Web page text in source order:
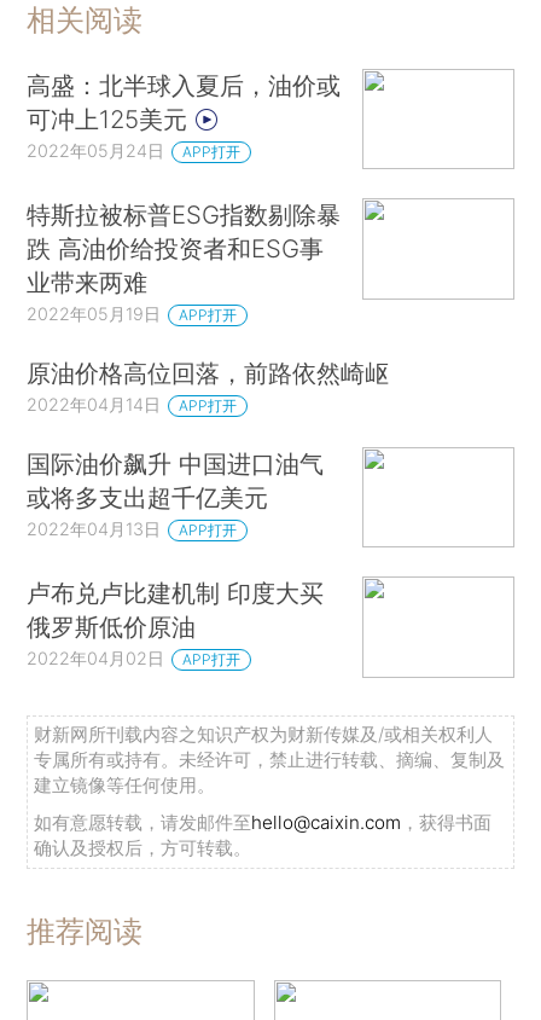
相关阅读
高盛：北半球入夏后，油价或
可冲上125美元
2022年05月24日 APP打开
特斯拉被标普ESG指数剔除暴
跌 高油价给投资者和ESG事
业带来两难
2022年05月19日 APP打开
原油价格高位回落，前路依然崎岖
2022年04月14日 APP打开
国际油价飙升 中国进口油气
或将多支出超千亿美元
2022年04月13日 APP打开
卢布兑卢比建机制 印度大买
俄罗斯低价原油
2022年04月02日 APP打开
财新网所刊载内容之知识产权为财新传媒及/或相关权利人
专属所有或持有。未经许可，禁止进行转载、摘编、复制及
建立镜像等任何使用。
如有意愿转载，请发邮件至hello@caixin.com ，获得书面
确认及授权后，方可转载。
推荐阅读